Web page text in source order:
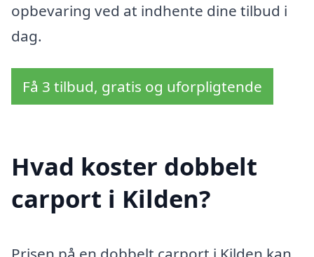
opbevaring ved at indhente dine tilbud i
dag.
Få 3 tilbud, gratis og uforpligtende
Hvad koster dobbelt
carport i Kilden?